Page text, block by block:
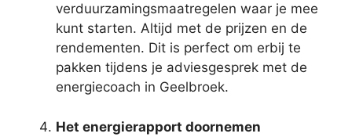
verduurzamingsmaatregelen waar je mee
kunt starten. Altijd met de prijzen en de
rendementen. Dit is perfect om erbij te
pakken tijdens je adviesgesprek met de
energiecoach in Geelbroek.
Het energierapport doornemen